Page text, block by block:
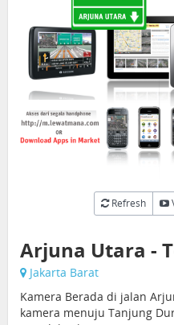
Refresh
Arjuna Utara -
Jakarta Barat
Kamera Berada di jalan
kamera menuju Tanjung